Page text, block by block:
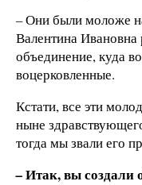
–Они были моложе
Валентина Ивановна
объединение, куда
воцерковленные.
Кстати, все эти
ныне
тогда мы звали его
–Итак, вы создали